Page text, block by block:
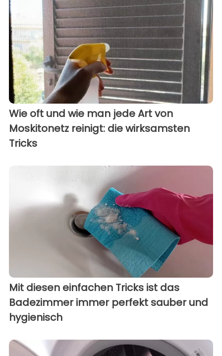
Wie oft und wie man jede Art von
Moskitonetz reinigt: die wirksamsten
Tricks
Mit diesen einfachen Tricks ist das
Badezimmer immer perfekt sauber und
hygienisch